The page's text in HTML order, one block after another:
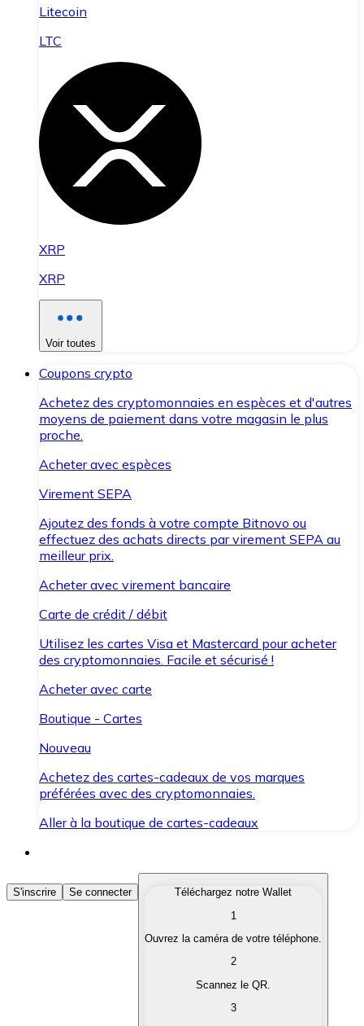
Litecoin
LTC
XRP
XRP
Voir toutes
Coupons crypto
Achetez des cryptomonnaies en espèces et d'autres
moyens de paiement dans votre magasin le plus
proche.
Acheter avec espèces
Virement SEPA
Ajoutez des fonds à votre compte Bitnovo ou
effectuez des achats directs par virement SEPA au
meilleur prix.
Acheter avec virement bancaire
Carte de crédit / débit
Utilisez les cartes Visa et Mastercard pour acheter
des cryptomonnaies. Facile et sécurisé !
Acheter avec carte
Boutique - Cartes
Nouveau
Achetez des cartes-cadeaux de vos marques
préférées avec des cryptomonnaies.
Aller à la boutique de cartes-cadeaux
Acheter des Cryptomonnaies
Achetez les cryptomonnaies qui vous intéressent
Convertissez vos cryptomonnaies en monnaie
S'inscrire Se connecter
Téléchargez notre Wallet
1
Ouvrez la caméra de votre téléphone.
2
Scannez le QR.
3